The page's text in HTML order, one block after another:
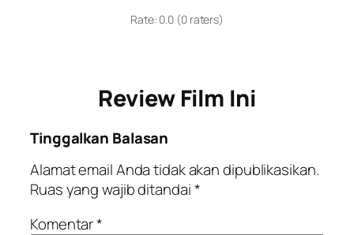
Rate: 0.0 (0 raters)
Review Film Ini
Tinggalkan Balasan
Alamat email Anda tidak akan dipublikasikan.
Ruas yang wajib ditandai*
Komentar*